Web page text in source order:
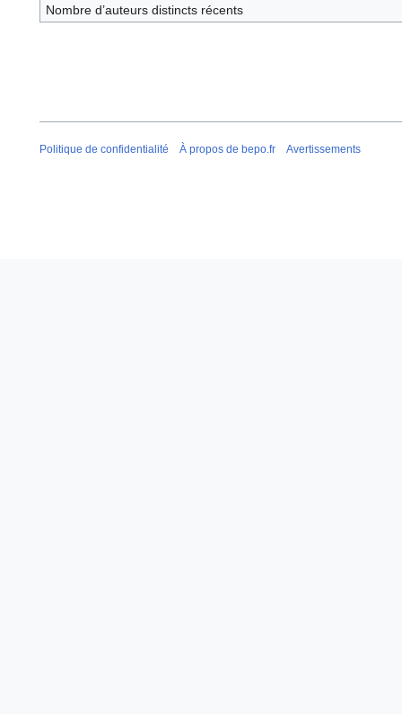
Nombre d’auteurs distincts récents
Politique de confidentialité À propos de bepo.fr Avertissements